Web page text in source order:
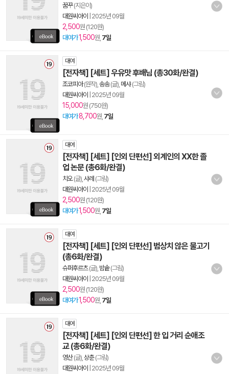
꿈꾸(지은이)
대원씨아이
2025년 09월
2,500원 (120원)
대여가1,500원, 7일
대여
[전자책] [세트] 우유맛 후배님 (총30화/완결)
조코피아(원작), 송송(글), 메샤(그림)
대원씨아이
2025년 09월
15,000원 (750원)
대여가8,700원, 7일
대여
[전자책] [세트] [인외 단편선] 외계인의 XX한 졸
업 논문 (총6화/완결)
치오(글), 샤레 (그림)
대원씨아이
2025년 09월
2,500원 (120원)
대여가1,500원, 7일
대여
[전자책] [세트] [인외 단편선] 범상치 않은 물고기
(총6화/완결)
슈퍼후르츠(글), 밤솥(그림)
대원씨아이
2025년 09월
2,500원 (120원)
대여가1,500원, 7일
대여
[전자책] [세트] [인외 단편선] 한 입 거리 순애조
교 (총6화/완결)
영산(글), 상춘(그림)
대원씨아이
2025년 09월